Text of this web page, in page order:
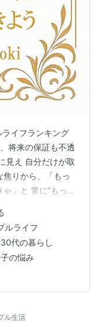
イフランキング
将来の保証も不透
見え 自分だけが取
りから、「もっ
」と 常に“もっ
たでしょうか。
のではないでし
い」と。 私たち
」だと信じ込ま
バッグ、毎月の
ルライフ
30代の暮らし
の悩み
ル生活